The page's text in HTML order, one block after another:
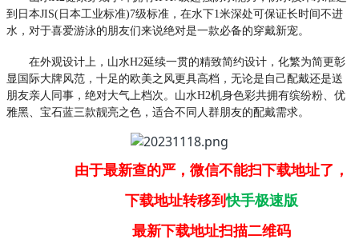
到日本JIS(日本工业标准)7级标准，在水下1米深处可保证长时间不进
水，对于喜爱游泳的朋友们来说绝对是一款必备的穿戴新宠。
在外观设计上，山水H2延续一贯的精致简约设计，化繁为简更彰
显国际大牌风范，十足的欧美之风更具高档，无论是自己配戴还是送
朋友亲人同事，绝对大气上档次。山水H2机身色彩共拥有缤纷粉、优
雅黑、宝石蓝三款靓亮之色，适合不同人群朋友的配戴需求。
由于最新查的严，微信不能扫下载地址了，
下载地址转移到快手极速版
最新下载地址扫描二维码